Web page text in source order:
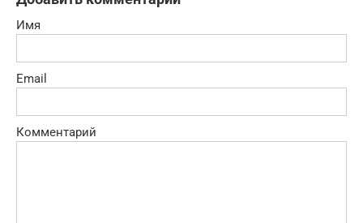
Имя
Email
Комментарий